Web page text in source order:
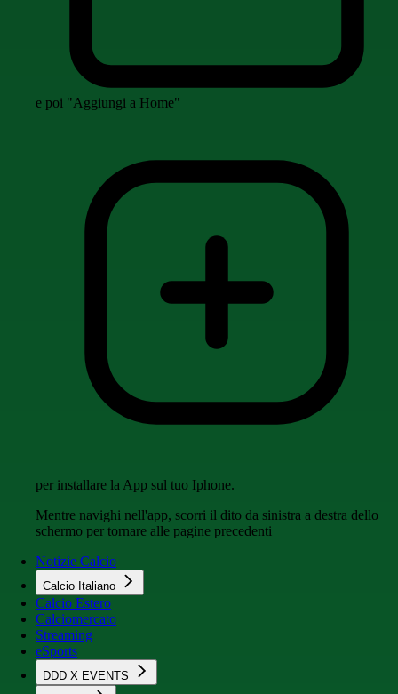
e poi "Aggiungi a Home"
per installare la App sul tuo Iphone.
Mentre navighi nell'app, scorri il dito da sinistra a destra dello
schermo per tornare alle pagine precedenti
Notizie Calcio
Calcio Italiano
Calcio Estero
Calciomercato
Streaming
eSports
DDD X EVENTS